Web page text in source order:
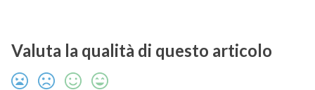
Valuta la qualità di questo articolo